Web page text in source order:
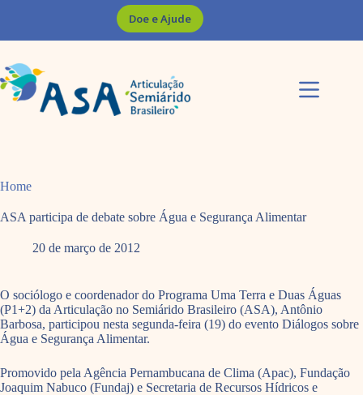
Doe e Ajude
Home
ASA participa de debate sobre Água e Segurança Alimentar
20 de março de 2012
O sociólogo e coordenador do Programa Uma Terra e Duas Águas
(P1+2) da Articulação no Semiárido Brasileiro (ASA), Antônio
Barbosa, participou nesta segunda-feira (19) do evento Diálogos sobre
Água e Segurança Alimentar.
Promovido pela Agência Pernambucana de Clima (Apac), Fundação
Joaquim Nabuco (Fundaj) e Secretaria de Recursos Hídricos e